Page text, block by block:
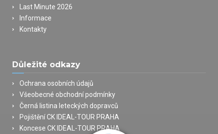
Last Minute 2026
Informace
Kontakty
Důležité odkazy
Ochrana osobních údajů
Všeobecné obchodní podmínky
Černá listina leteckých dopravců
Pojištění CK IDEAL-TOUR PRAHA
Koncese CK IDEAL-TOUR PRAHA